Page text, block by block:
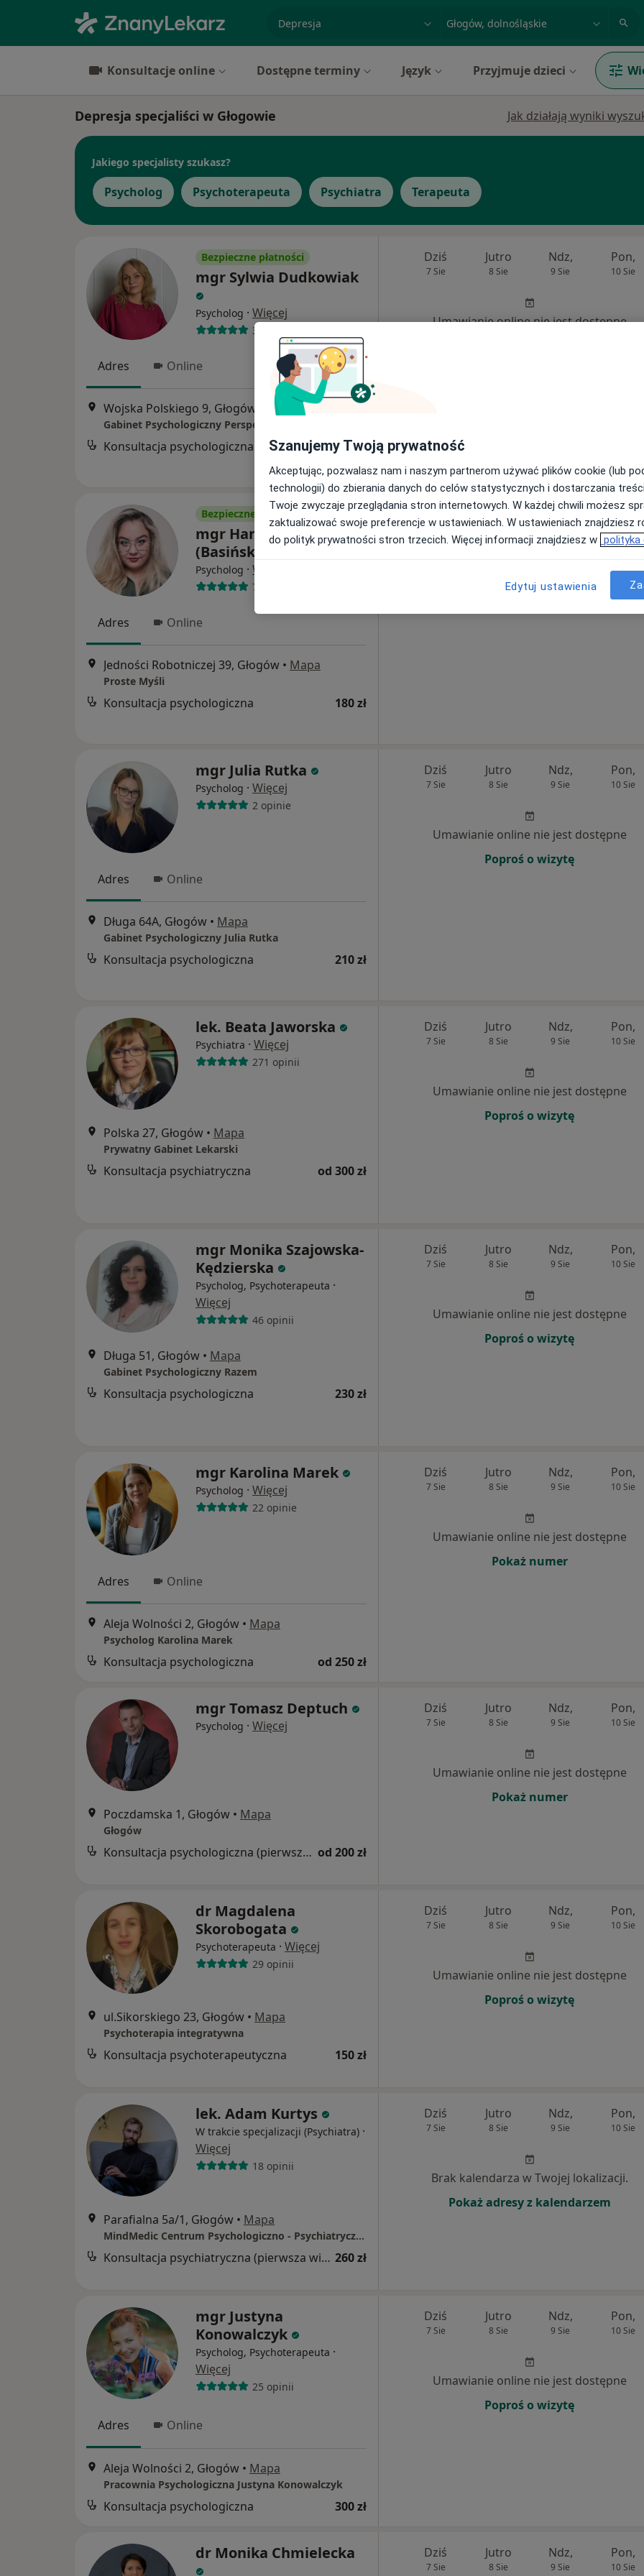
miasto lub dzielnica
Konsultacje online Dostępne terminy Język Przyjmuje dzieci
Depresja specjaliści w Głogowie Jak działają wyniki
Jakiego specjalisty szukasz?
Psycholog Psychoterapeuta Psychiatra Terapeuta
Bezpieczne płatności
mgr Sylwia Dudkowiak
Psycholog · Więcej
3 opinie
Adres Online
Wojska Polskiego 9, Głogów Mapa
Konsultacja psychologiczna 250 zł
Dziś
7 Sie
Jutro
8 Sie
Ndz,
9 Sie
Pon,
10 Sie
Umawianie online nie jest dostępne
Bezpieczne płatności
mgr Hanna Bartczak
(Basińska)
Psycholog · Więcej
75 opinii
Adres Online
Jedności Robotniczej 39, Głogów • Mapa
Proste Myśli
Konsultacja psychologiczna 180 zł
Dziś
7 Sie
Jutro
8 Sie
Ndz,
9 Sie
Pon,
10 Sie
mgr Julia Rutka
Psycholog · Więcej
2 opinie
Adres Online
Długa 64A, Głogów • Mapa
Gabinet Psychologiczny Julia Rutka
Konsultacja psychologiczna 210 zł
Dziś
7 Sie
Jutro
8 Sie
Ndz,
9 Sie
Pon,
10 Sie
Umawianie online nie jest dostępne
Poproś o wizytę
lek. Beata Jaworska
Psychiatra · Więcej
271 opinii
Polska 27, Głogów • Mapa
Prywatny Gabinet Lekarski
Konsultacja psychiatryczna od 300 zł
Dziś
7 Sie
Jutro
8 Sie
Ndz,
9 Sie
Pon,
10 Sie
Umawianie online nie jest dostępne
Poproś o wizytę
mgr Monika Szajowska-
Kędzierska
Psycholog, Psychoterapeuta ·
Więcej
46 opinii
Długa 51, Głogów • Mapa
Gabinet Psychologiczny Razem
Konsultacja psychologiczna 230 zł
Dziś
7 Sie
Jutro
8 Sie
Ndz,
9 Sie
Pon,
10 Sie
Umawianie online nie jest dostępne
Poproś o wizytę
mgr Karolina Marek
Psycholog · Więcej
22 opinie
Adres Online
Aleja Wolności 2, Głogów • Mapa
Psycholog Karolina Marek
Konsultacja psychologiczna od 250 zł
Dziś
7 Sie
Jutro
8 Sie
Ndz,
9 Sie
Pon,
10 Sie
Umawianie online nie jest dostępne
Pokaż numer
mgr Tomasz Deptuch
Psycholog · Więcej
Poczdamska 1, Głogów • Mapa
Głogów
Konsultacja psychologiczna (pierwsza wizyta) od 200 zł
Dziś
7 Sie
Jutro
8 Sie
Ndz,
9 Sie
Pon,
10 Sie
Umawianie online nie jest dostępne
Pokaż numer
dr Magdalena
Skorobogata
Psychoterapeuta · Więcej
29 opinii
ul.Sikorskiego 23, Głogów • Mapa
Psychoterapia integratywna
Konsultacja psychoterapeutyczna 150 zł
Dziś
7 Sie
Jutro
8 Sie
Ndz,
9 Sie
Pon,
10 Sie
Umawianie online nie jest dostępne
Poproś o wizytę
lek. Adam Kurtys
W trakcie specjalizacji (Psychiatra) ·
Więcej
18 opinii
Parafialna 5a/1, Głogów • Mapa
MindMedic Centrum Psychologiczno - Psychiatryczne
Konsultacja psychiatryczna (pierwsza wizyta) 260 zł
Dziś
7 Sie
Jutro
8 Sie
Ndz,
9 Sie
Pon,
10 Sie
Brak kalendarza w Twojej lokalizacji.
Pokaż adresy z kalendarzem
mgr Justyna
Konowalczyk
Psycholog, Psychoterapeuta ·
Więcej
25 opinii
Adres Online
Aleja Wolności 2, Głogów • Mapa
Pracownia Psychologiczna Justyna Konowalczyk
Konsultacja psychologiczna 300 zł
Dziś
7 Sie
Jutro
8 Sie
Ndz,
9 Sie
Pon,
10 Sie
Umawianie online nie jest dostępne
Poproś o wizytę
dr Monika Chmielecka Dziś
7 Sie
Jutro
8 Sie
Ndz,
9 Sie
Pon,
10 Sie
Szanujemy Twoją prywatność
Akceptując, pozwalasz nam i naszym partnerom używać plików cookie (lub
technologii) do zbierania danych do celów statystycznych i dostarczania
Twoje zwyczaje przeglądania stron internetowych. W każdej chwili możesz
zaktualizować swoje preferencje w ustawieniach. W ustawieniach znajdziesz
do polityk prywatności stron trzecich. Więcej informacji znajdziesz w polityka
Edytuj ustawienia